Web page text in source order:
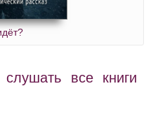
все книги